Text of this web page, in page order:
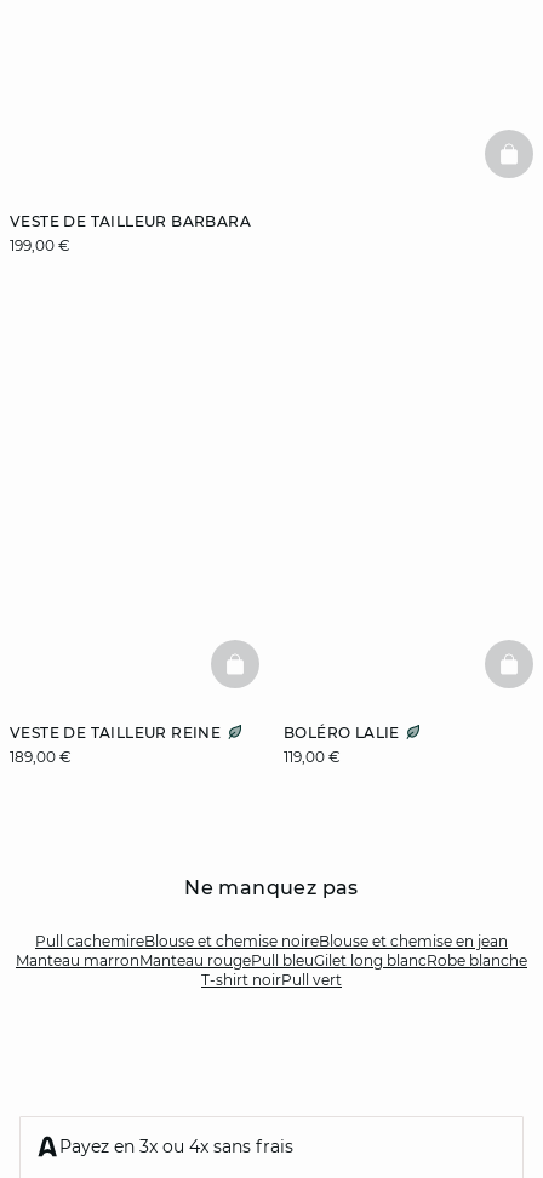
VESTE DE TAILLEUR BARBARA
199,00 €
VESTE DE TAILLEUR REINE
189,00 €
BASKETFULL
BOLÉRO LALIE
119,00 €
Ne manquez pas
Pull cachemireBlouse et chemise noireBlouse et chemise en jean
Manteau marronManteau rougePull bleuGilet long blancRobe blanche
T-shirt noirPull vert
Payez en 3x ou 4x sans frais